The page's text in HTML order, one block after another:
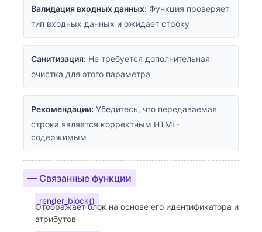
Валидация входных данных: Функция проверяет
тип входных данных и ожидает строку
Санитизация: Не требуется дополнительная
очистка для этого параметра
Рекомендации: Убедитесь, что передаваемая
строка является корректным HTML-
содержимым
— Связанные функции
render_block()
Отображает блок на основе его идентификатора и
атрибутов